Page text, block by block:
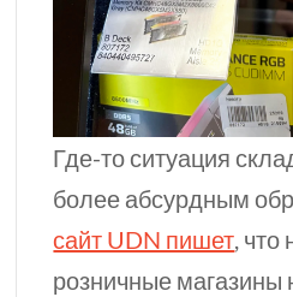
Где-то ситуация
более абсурдным
сайт UDN пишет, что
розничные магазины